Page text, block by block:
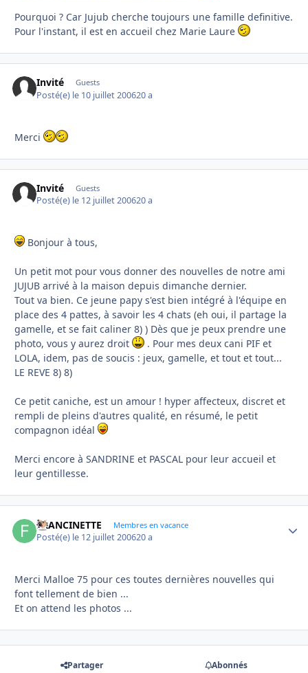
Pourquoi ? Car Jujub cherche toujours une famille definitive.
Pour l'instant, il est en accueil chez Marie Laure
Invité Guests
Posté(e) le 10 juillet 200620 a
Merci
Invité Guests
Posté(e) le 12 juillet 200620 a
Bonjour à tous,
Un petit mot pour vous donner des nouvelles de notre ami
JUJUB arrivé à la maison depuis dimanche dernier.
Tout va bien. Ce jeune papy s'est bien intégré à l'équipe en
place des 4 pattes, à savoir les 4 chats (eh oui, il partage la
gamelle, et se fait caliner 8) ) Dès que je peux prendre une
photo, vous y aurez droit
. Pour mes deux cani PIF et
LOLA, idem, pas de soucis : jeux, gamelle, et tout et tout...
LE REVE 8) 8)
Ce petit caniche, est un amour ! hyper affecteux, discret et
rempli de pleins d'autres qualité, en résumé, le petit
compagnon idéal
Merci encore à SANDRINE et PASCAL pour leur accueil et
leur gentillesse.
FRANCINETTE Membres en vacance
Posté(e) le 12 juillet 200620 a
Merci Malloe 75 pour ces toutes dernières nouvelles qui
font tellement de bien ...
Et on attend les photos ...
Partager Abonnés